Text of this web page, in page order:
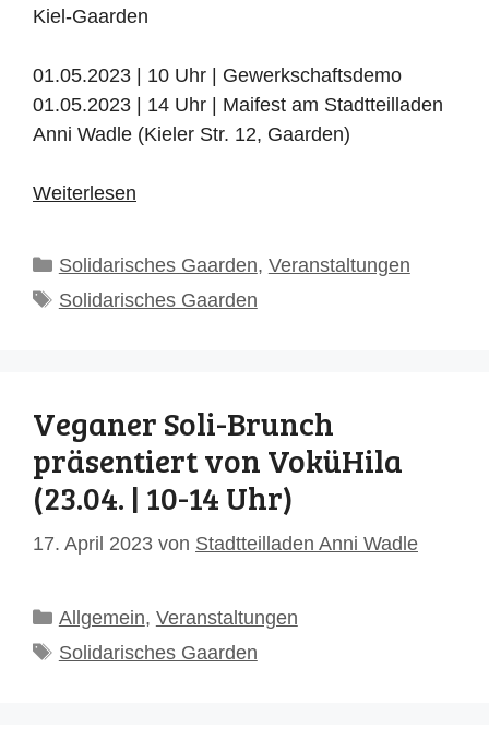
Kiel-Gaarden
01.05.2023 | 10 Uhr | Gewerkschaftsdemo
01.05.2023 | 14 Uhr | Maifest am Stadtteilladen
Anni Wadle (Kieler Str. 12, Gaarden)
Weiterlesen
Kategorien
Solidarisches Gaarden, Veranstaltungen
Schlagwörter
Solidarisches Gaarden
Veganer Soli-Brunch
präsentiert von VoküHila
(23.04. | 10-14 Uhr)
17. April 2023 von Stadtteilladen Anni Wadle
Kategorien
Allgemein, Veranstaltungen
Schlagwörter
Solidarisches Gaarden